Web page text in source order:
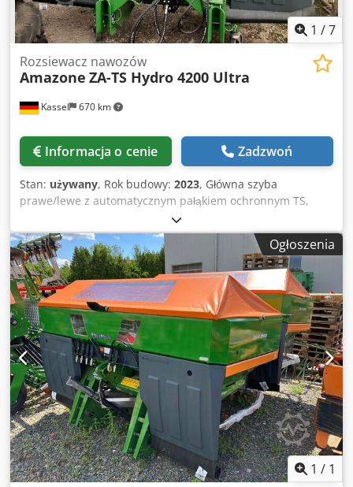
1 /7
Kassel 670 km
Rozsiewacz nawozów
Amazone ZA-TS Hydro 4200 Ultra
Informacja o cenie Zadzwoń
Stan: używany, Rok budowy: 2023, Główna szyba
prawe/lewe z automatycznym pałąkiem ochronnym TS,
urządzenie dzielące L, / uchylna, montaż fabryczny.
Czujnik nachylenia dla systemu wagowego elektr. /
regulacja systemu podawania. Profesjonalne elementy
montażowe systemu wagowego dla urządzeń bazowych ZA.
LED / oświetlenie tylne ręczne. Codpfx Anot A Udgjmjha
Ogłoszenia
1 / 1